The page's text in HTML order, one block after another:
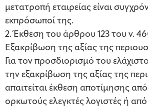
μετατροπή εταιρείας είναι
εκπρόσωποί της.
2. Έκθεση του άρθρου 123 του ν.
Εξακρίβωση της αξίας της
Για τον προσδιορισμό του
την εξακρίβωση της αξίας της
απαιτείται έκθεση αποτίμησης
ορκωτούς ελεγκτές λογιστές ή από